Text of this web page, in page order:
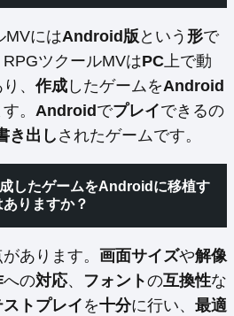
MVにはAndroid版 という 形で
ツクールMVはPC 上で動
り、作成 したゲームをAndroid
。 Androidでプレイできるの
き出し されたゲームです。
したゲームをAndroidに移植す
りますか？
あります。 画面サイズや解像
への対応、 フォントの互換性な
ストプレイを十分に行い、 最適